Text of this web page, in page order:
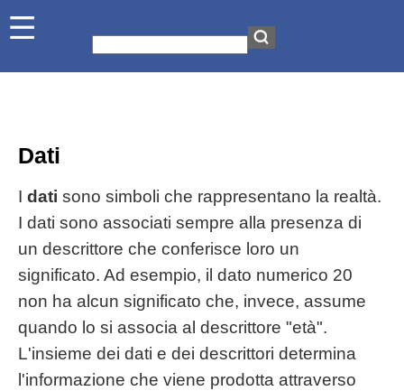
Dati
I dati sono simboli che rappresentano la realtà.
I dati sono associati sempre alla presenza di
un descrittore che conferisce loro un
significato. Ad esempio, il dato numerico 20
non ha alcun significato che, invece, assume
quando lo si associa al descrittore "età".
L'insieme dei dati e dei descrittori determina
l'informazione che viene prodotta attraverso